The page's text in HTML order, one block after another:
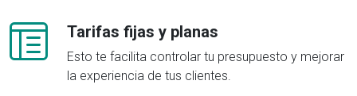
Tarifas fijas y planas
Esto te facilita controlar tu presupuesto y mejorar
la experiencia de tus clientes.